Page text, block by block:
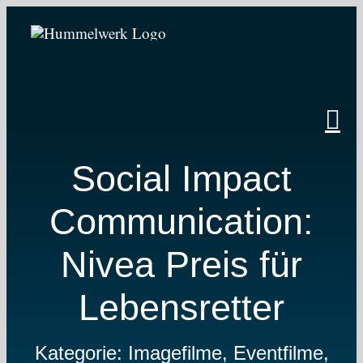
Social Impact
Communication:
Nivea Preis für
Lebensretter
Kategorie: Imagefilme, Eventfilme,